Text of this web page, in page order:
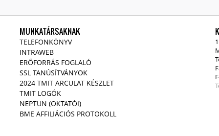
MUNKATÁRSAKNAK
TELEFONKÖNYV
INTRAWEB
ERŐFORRÁS FOGLALÓ
SSL TANÚSÍTVÁNYOK
2024 TMIT ARCULAT KÉSZLET
TMIT LOGÓK
NEPTUN (OKTATÓI)
BME AFFILIÁCIÓS PROTOKOLL